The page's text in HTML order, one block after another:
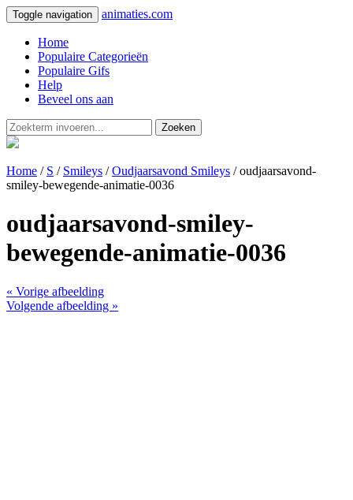
Toggle navigation animaties.com
Home
Populaire Categorieën
Populaire Gifs
Help
Beveel ons aan
Zoeken
Home / S / Smileys /Oudjaarsavond Smileys / oudjaarsavond-
smiley-bewegende-animatie-0036
oudjaarsavond-smiley-
bewegende-animatie-0036
« Vorige afbeelding
Volgende afbeelding »